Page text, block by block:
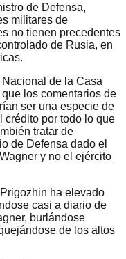
de Defensa,
militares de
no tienen precedentes
de Rusia, en
de la Casa
los comentarios de
ser una especie de
por todo lo que
tratar de
de Defensa dado el
y no el ejército
ha elevado
casi a diario de
burlándose
de los altos